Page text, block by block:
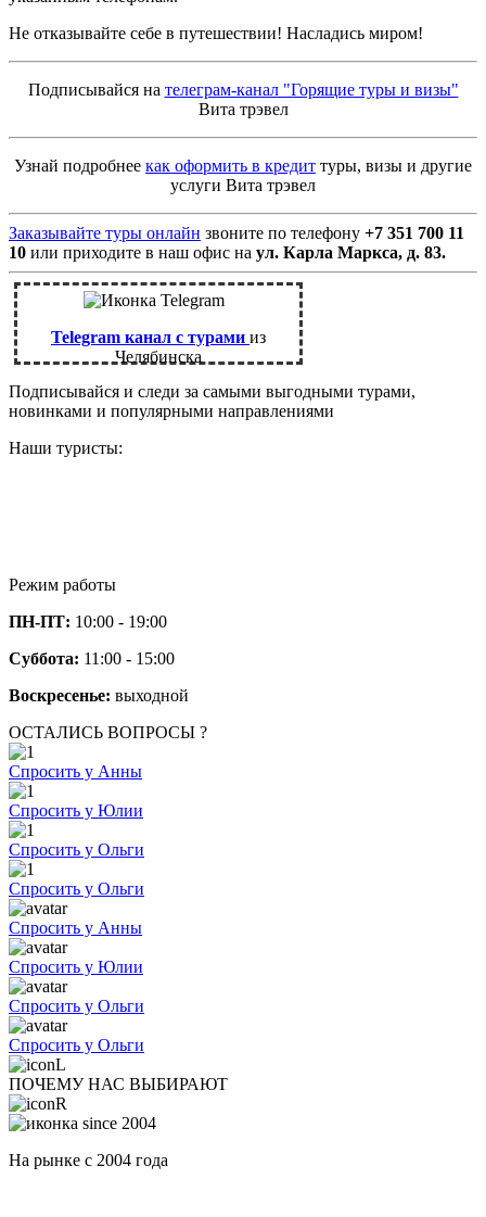
Не отказывайте себе в путешествии! Насладись миром!
Подписывайся на телеграм-канал "Горящие туры и визы"
Вита трэвел
Узнай подробнее как оформить в кредит туры, визы и другие
услуги Вита трэвел
Заказывайте туры онлайн звоните по телефону +7 351 700 11
10 или приходите в наш офис на ул. Карла Маркса, д. 83.
Telegram канал с турами из
Челябинска
Подписывайся и следи за самыми выгодными турами,
новинками и популярными направлениями
Наши туристы:
Режим работы
ПН-ПТ: 10:00 - 19:00
Суббота: 11:00 - 15:00
Воскресенье: выходной
ОСТАЛИСЬ ВОПРОСЫ ?
Спросить у Анны
Спросить у Юлии
Спросить у Ольги
Спросить у Ольги
Спросить у Анны
Спросить у Юлии
Спросить у Ольги
Спросить у Ольги
ПОЧЕМУ НАС ВЫБИРАЮТ
На рынке с 2004 года